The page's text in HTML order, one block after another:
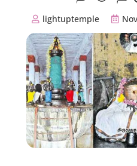
lightuptemple